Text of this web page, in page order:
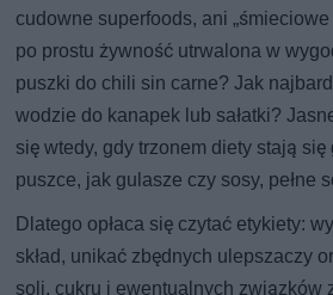
cudowne superfoods, ani
po prostu żywność utrwalona w
puszki do chili sin carne? Jak
wodzie do kanapek lub sałatki?
się wtedy, gdy trzonem diety stają
puszce, jak gulasze czy sosy, pełne
Dlatego opłaca się czytać etykiety:
skład, unikać zbędnych ulepszaczy
soli, cukru i ewentualnych związków